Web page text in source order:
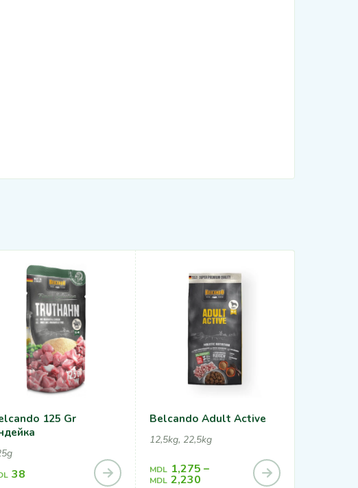
125 Gr
38
Belcando Adult Active
12,5kg, 22,5kg
MDL 1,275 –
MDL 2,230